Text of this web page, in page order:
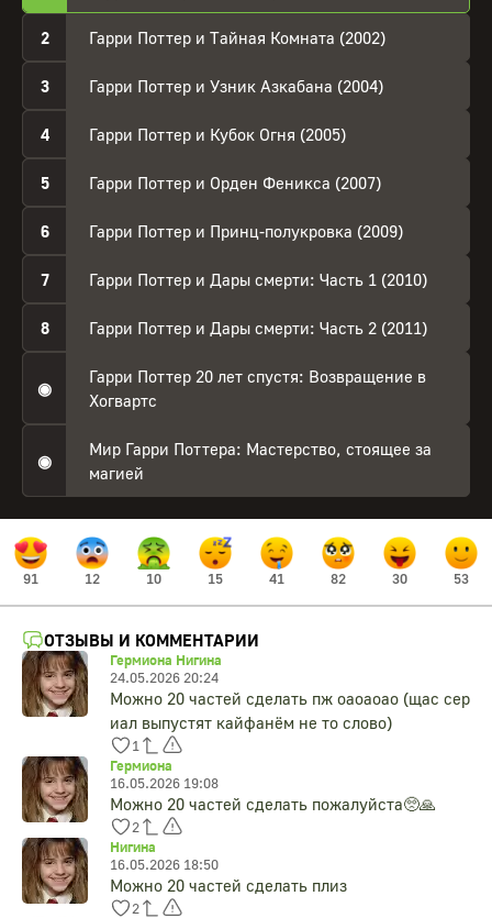
2 Гарри Поттер и Тайная Комната (2002)
3 Гарри Поттер и Узник Азкабана (2004)
4 Гарри Поттер и Кубок Огня (2005)
5 Гарри Поттер и Орден Феникса (2007)
6 Гарри Поттер и Принц-полукровка (2009)
7 Гарри Поттер и Дары смерти: Часть 1 (2010)
8 Гарри Поттер и Дары смерти: Часть 2 (2011)
◉
Гарри Поттер 20 лет спустя: Возвращение в
Хогвартс
◉
Мир Гарри Поттера: Мастерство, стоящее за
магией
91 12 10 15 41 82 30 53
ОТЗЫВЫ И КОММЕНТАРИИ
Гермиона Нигина
24.05.2026 20:24
Можно 20 частей сделать пж оаоаоао (щас сер
иал выпустят кайфанём не то слово)
1
Гермиона
16.05.2026 19:08
Можно 20 частей сделать пожалуйста🥺🙏
2
Нигина
16.05.2026 18:50
Можно 20 частей сделать плиз
2